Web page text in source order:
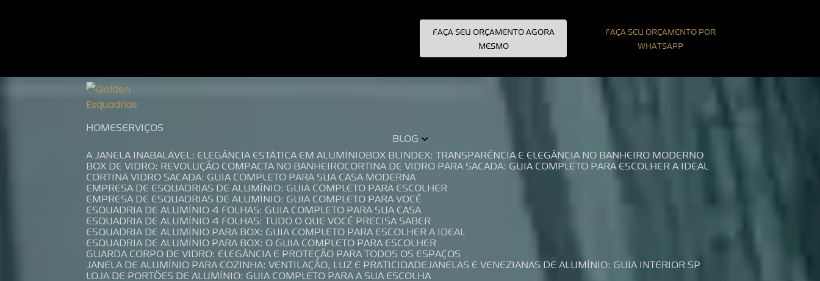
FAÇA SEU ORÇAMENTO AGORA
MESMO
FAÇA SEU ORÇAMENTO POR
WHATSAPP
HOME SERVIÇOS
BLOG
A JANELA INABALÁVEL: ELEGÂNCIA ESTÁTICA EM ALUMÍNIO BOX BLINDEX: TRANSPARÊNCIA E ELEGÂNCIA NO BANHEIRO MODERNO
BOX DE VIDRO: REVOLUÇÃO COMPACTA NO BANHEIRO CORTINA DE VIDRO PARA SACADA: GUIA COMPLETO PARA ESCOLHER A IDEAL
CORTINA VIDRO SACADA: GUIA COMPLETO PARA SUA CASA MODERNA
EMPRESA DE ESQUADRIAS DE ALUMÍNIO: GUIA COMPLETO PARA ESCOLHER
EMPRESA DE ESQUADRIAS DE ALUMÍNIO: GUIA COMPLETO PARA VOCÊ
ESQUADRIA DE ALUMÍNIO 4 FOLHAS: GUIA COMPLETO PARA SUA CASA
ESQUADRIA DE ALUMÍNIO 4 FOLHAS: TUDO O QUE VOCÊ PRECISA SABER
ESQUADRIA DE ALUMÍNIO PARA BOX: GUIA COMPLETO PARA ESCOLHER A IDEAL
ESQUADRIA DE ALUMÍNIO PARA BOX: O GUIA COMPLETO PARA ESCOLHER
GUARDA CORPO DE VIDRO: ELEGÂNCIA E PROTEÇÃO PARA TODOS OS ESPAÇOS
JANELA DE ALUMÍNIO PARA COZINHA: VENTILAÇÃO, LUZ E PRATICIDADE JANELAS E VENEZIANAS DE ALUMÍNIO: GUIA INTERIOR SP
LOJA DE PORTÕES DE ALUMÍNIO: GUIA COMPLETO PARA A SUA ESCOLHA